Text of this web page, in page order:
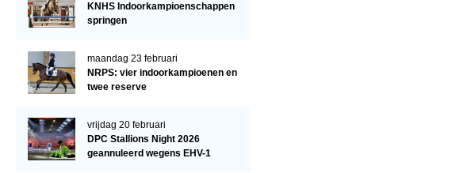
KNHS Indoorkampioenschappen
springen
maandag 23 februari
NRPS: vier indoorkampioenen en
twee reserve
vrijdag 20 februari
DPC Stallions Night 2026
geannuleerd wegens EHV-1